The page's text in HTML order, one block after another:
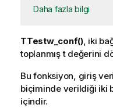
Daha fazla bilgi
TTestw_conf(), iki
toplanmış t değerini
Bu fonksiyon, giriş
biçiminde verildiği iki
içindir.